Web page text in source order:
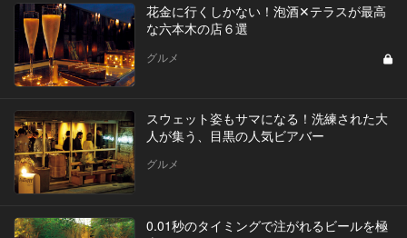
花金に行くしかない！泡酒✕テラスが最高
な六本木の店６選
グルメ
スウェット姿もサマになる！洗練された大
人が集う、目黒の人気ビアバー
グルメ
0.01秒のタイミングで注がれるビールを極